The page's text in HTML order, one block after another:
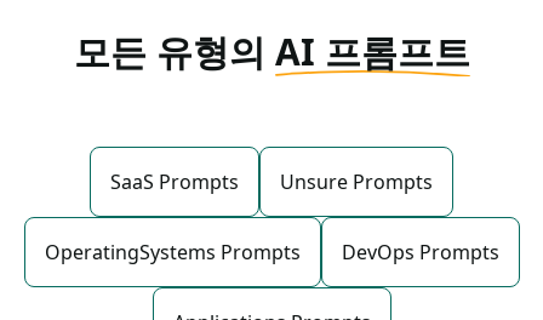
모든 유형의 AI 프롬프트
SaaS Prompts Unsure Prompts
OperatingSystems Prompts DevOps Prompts